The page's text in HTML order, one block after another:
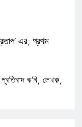
এর, প্রথম
প্রতিবাদ কবি, লেখক,